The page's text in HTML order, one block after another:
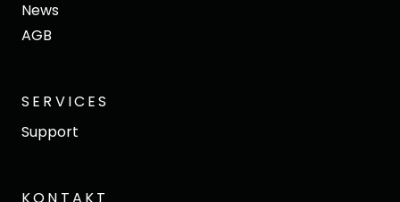
News
AGB
SERVICES
Support